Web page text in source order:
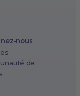
nous
de